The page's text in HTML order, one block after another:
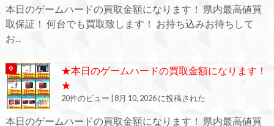
本日のゲームハードの買取金額になります！ 県内最高値買
取保証！ 何台でも買取致します！ お持ち込みお待ちして
お...
★本日のゲームハードの買取金額になります！
★
20件のビュー 8月 10, 2026 に投稿された
本日のゲームハードの買取金額になります！ 県内最高値買